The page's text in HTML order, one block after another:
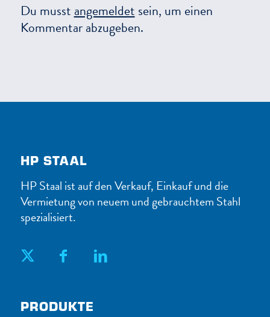
Du musst angemeldet sein, um einen
Kommentar abzugeben.
HP STAAL
HP Staal ist auf den Verkauf, Einkauf und die
Vermietung von neuem und gebrauchtem Stahl
spezialisiert.
PRODUKTE